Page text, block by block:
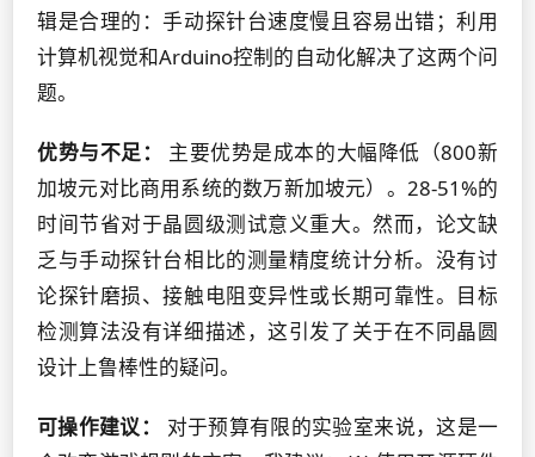
辑是合理的：手动探针台速度慢且容易出错；利用
计算机视觉和Arduino控制的自动化解决了这两个问
题。
优势与不足：
主要优势是成本的大幅降低（800新
加坡元对比商用系统的数万新加坡元）。28-51%的
时间节省对于晶圆级测试意义重大。然而，论文缺
乏与手动探针台相比的测量精度统计分析。没有讨
论探针磨损、接触电阻变异性或长期可靠性。目标
检测算法没有详细描述，这引发了关于在不同晶圆
设计上鲁棒性的疑问。
可操作建议：
对于预算有限的实验室来说，这是一